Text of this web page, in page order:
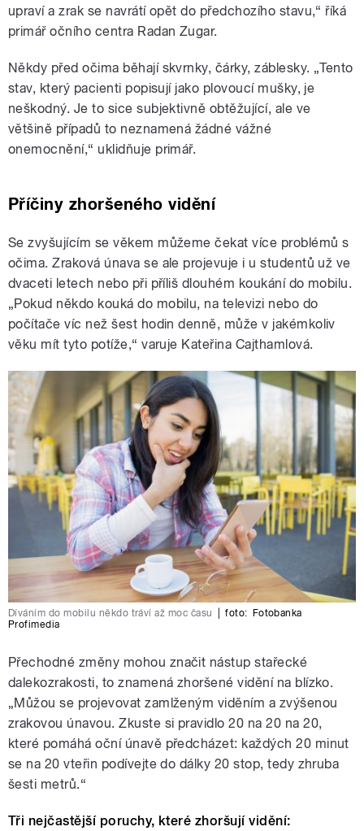
upraví a zrak se navrátí opět do předchozího stavu,“ říká
primář očního centra Radan Zugar.
Někdy před očima běhají skvrnky, čárky, záblesky. „Tento
stav, který pacienti popisují jako plovoucí mušky, je
neškodný. Je to sice subjektivně obtěžující, ale ve
většině případů to neznamená žádné vážné
onemocnění,“ uklidňuje primář.
Příčiny zhoršeného vidění
Se zvyšujícím se věkem můžeme čekat více problémů s
očima. Zraková únava se ale projevuje i u studentů už ve
dvaceti letech nebo při příliš dlouhém koukání do mobilu.
„Pokud někdo kouká do mobilu, na televizi nebo do
počítače víc než šest hodin denně, může v jakémkoliv
věku mít tyto potíže,“ varuje Kateřina Cajthamlová.
Díváním do mobilu někdo tráví až moc času foto:
Fotobanka
Profimedia
Přechodné změny mohou značit nástup stařecké
dalekozrakosti, to znamená zhoršené vidění na blízko.
„Můžou se projevovat zamlženým viděním a zvýšenou
zrakovou únavou. Zkuste si pravidlo 20 na 20 na 20,
které pomáhá oční únavě předcházet: každých 20 minut
se na 20 vteřin podívejte do dálky 20 stop, tedy zhruba
šesti metrů.“
Tři nejčastější poruchy, které zhoršují vidění: